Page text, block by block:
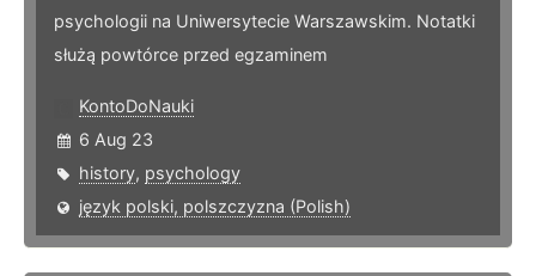
psychologii na Uniwersytecie Warszawskim. Notatki
służą powtórce przed egzaminem
KontoDoNauki
6 Aug 23
history, psychology
język polski, polszczyzna (Polish)